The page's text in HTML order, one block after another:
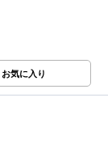
お気に入り